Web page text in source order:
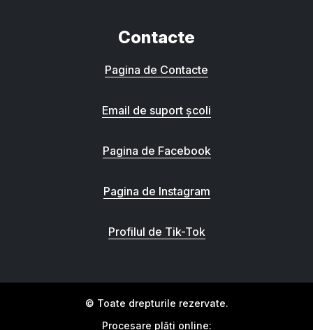
Contacte
Pagina de Contacte
Email de suport școli
Pagina de Facebook
Pagina de Instagram
Profilul de Tik-Tok
© Toate drepturile rezervate.
Procesare plăți online: